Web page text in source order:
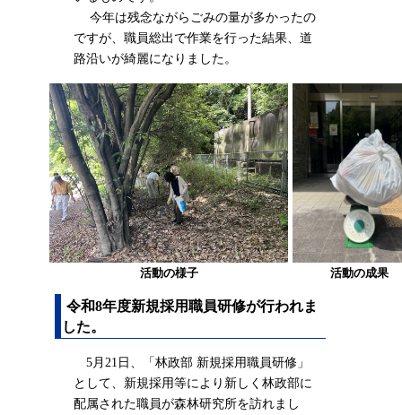
今年は残念ながらごみの量が多かったの
ですが、職員総出で作業を行った結果、道
路沿いが綺麗になりました。
活動の様子 活動の成果
令和8年度新規採用職員研修が行われま
した。
5月21日、「林政部 新規採用職員研修」
として、新規採用等により新しく林政部に
配属された職員が森林研究所を訪れまし